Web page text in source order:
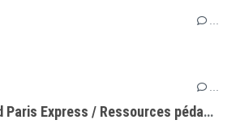
…
…
Les Classes du Grand Paris Express / Ressources pédagogiques